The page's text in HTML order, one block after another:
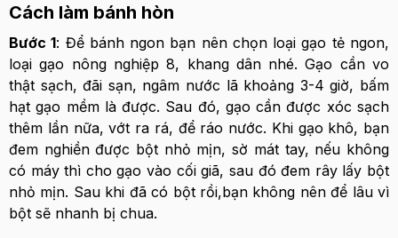
Cách làm bánh hòn
Bước 1: Để bánh ngon bạn nên chọn loại gạo tẻ ngon,
loại gạo nông nghiệp 8, khang dân nhé. Gạo cần vo
thật sạch, đãi sạn, ngâm nước lã khoảng 3-4 giờ, bấm
hạt gạo mềm là được. Sau đó, gạo cần được xóc sạch
thêm lần nữa, vớt ra rá, để ráo nước. Khi gạo khô, bạn
đem nghiền được bột nhỏ mịn, sờ mát tay, nếu không
có máy thì cho gạo vào cối giã, sau đó đem rây lấy bột
nhỏ mịn. Sau khi đã có bột rồi,bạn không nên để lâu vì
bột sẽ nhanh bị chua.